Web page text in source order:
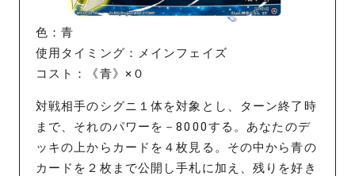
色：青
使用タイミング：メインフェイズ
コスト：《青》×０
対戦相手のシグニ１体を対象とし、ターン終了時
まで、それのパワーを－8000する。あなたのデ
ッキの上からカードを４枚見る。その中から青の
カードを２枚まで公開し手札に加え、残りを好き